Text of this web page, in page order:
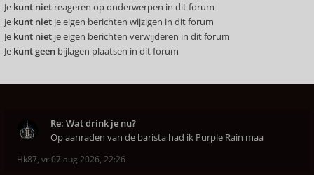
Je kunt niet reageren op onderwerpen in dit forum
Je kunt niet je eigen berichten wijzigen in dit forum
Je kunt niet je eigen berichten verwijderen in dit forum
Je kunt geen bijlagen plaatsen in dit forum
Re: Wat drink je nu?
Op aanraden van de barista had ik Purple Rain maa
Hk87, vr 07 aug 2026, 22:26